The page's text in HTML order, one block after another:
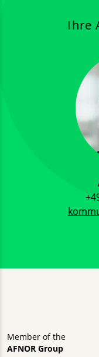
Ihre
Member of the
AFNOR Group